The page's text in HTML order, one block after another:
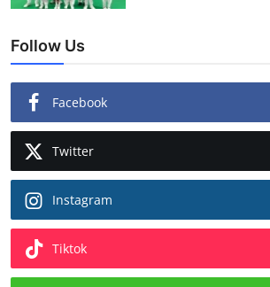
Follow Us
Facebook
Twitter
Instagram
Tiktok